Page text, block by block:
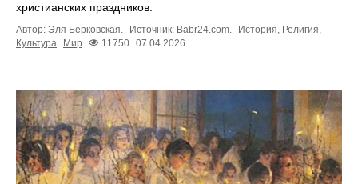
христианских праздников.
Автор: Эля Берковская. Источник: Babr24.com. История, Религия,
Культура
Мир 11750 07.04.2026